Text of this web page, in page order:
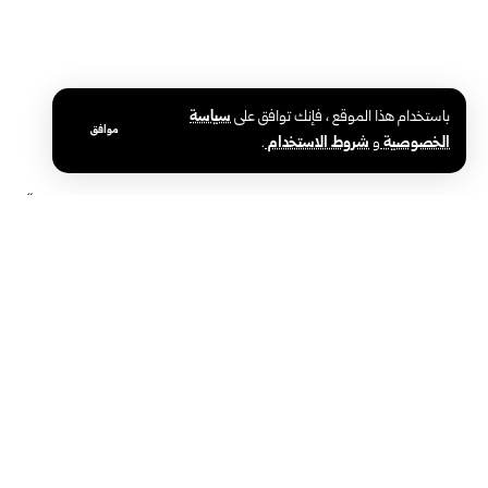
باستخدام هذا الموقع ، فإنك توافق علىسياسة
الخصوصيةوشروط الاستخدام.
موافق